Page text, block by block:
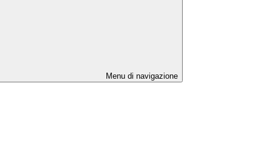
Menu di navigazione